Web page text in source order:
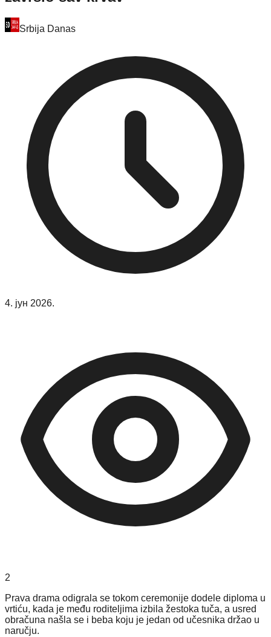
Srbija Danas
4. јун 2026.
2
Prava drama odigrala se tokom ceremonije dodele diploma u
vrtiću, kada je među roditeljima izbila žestoka tuča, a usred
obračuna našla se i beba koju je jedan od učesnika držao u
naručju.